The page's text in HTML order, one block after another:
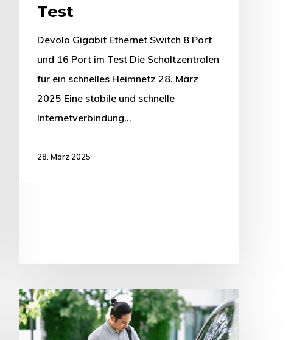
Test
Devolo Gigabit Ethernet Switch 8 Port
und 16 Port im Test Die Schaltzentralen
für ein schnelles Heimnetz 28. März
2025 Eine stabile und schnelle
Internetverbindung…
28. März 2025